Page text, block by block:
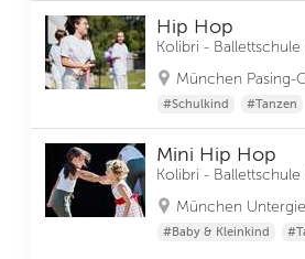
Hip Hop
Kolibri -
München Pasing-
#Schulkind #Tanzen
Mini Hip Hop
Kolibri -
München
#Baby & Kleinkind